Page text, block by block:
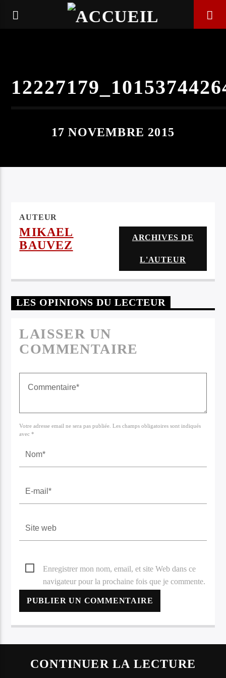
13 & GOD
17 NOVEMBRE 2015
AUTEUR
MIKAEL
BAUVEZ
ARCHIVES DE
L'AUTEUR
LES OPINIONS DU LECTEUR
LAISSER UN
COMMENTAIRE
Votre adresse email ne sera pas publiée. Les champs obligatoires sont indiqués
avec *
Enregistrer mon nom, email, et site Web dans ce
navigateur pour la prochaine fois que je commente.
CONTINUER LA LECTURE